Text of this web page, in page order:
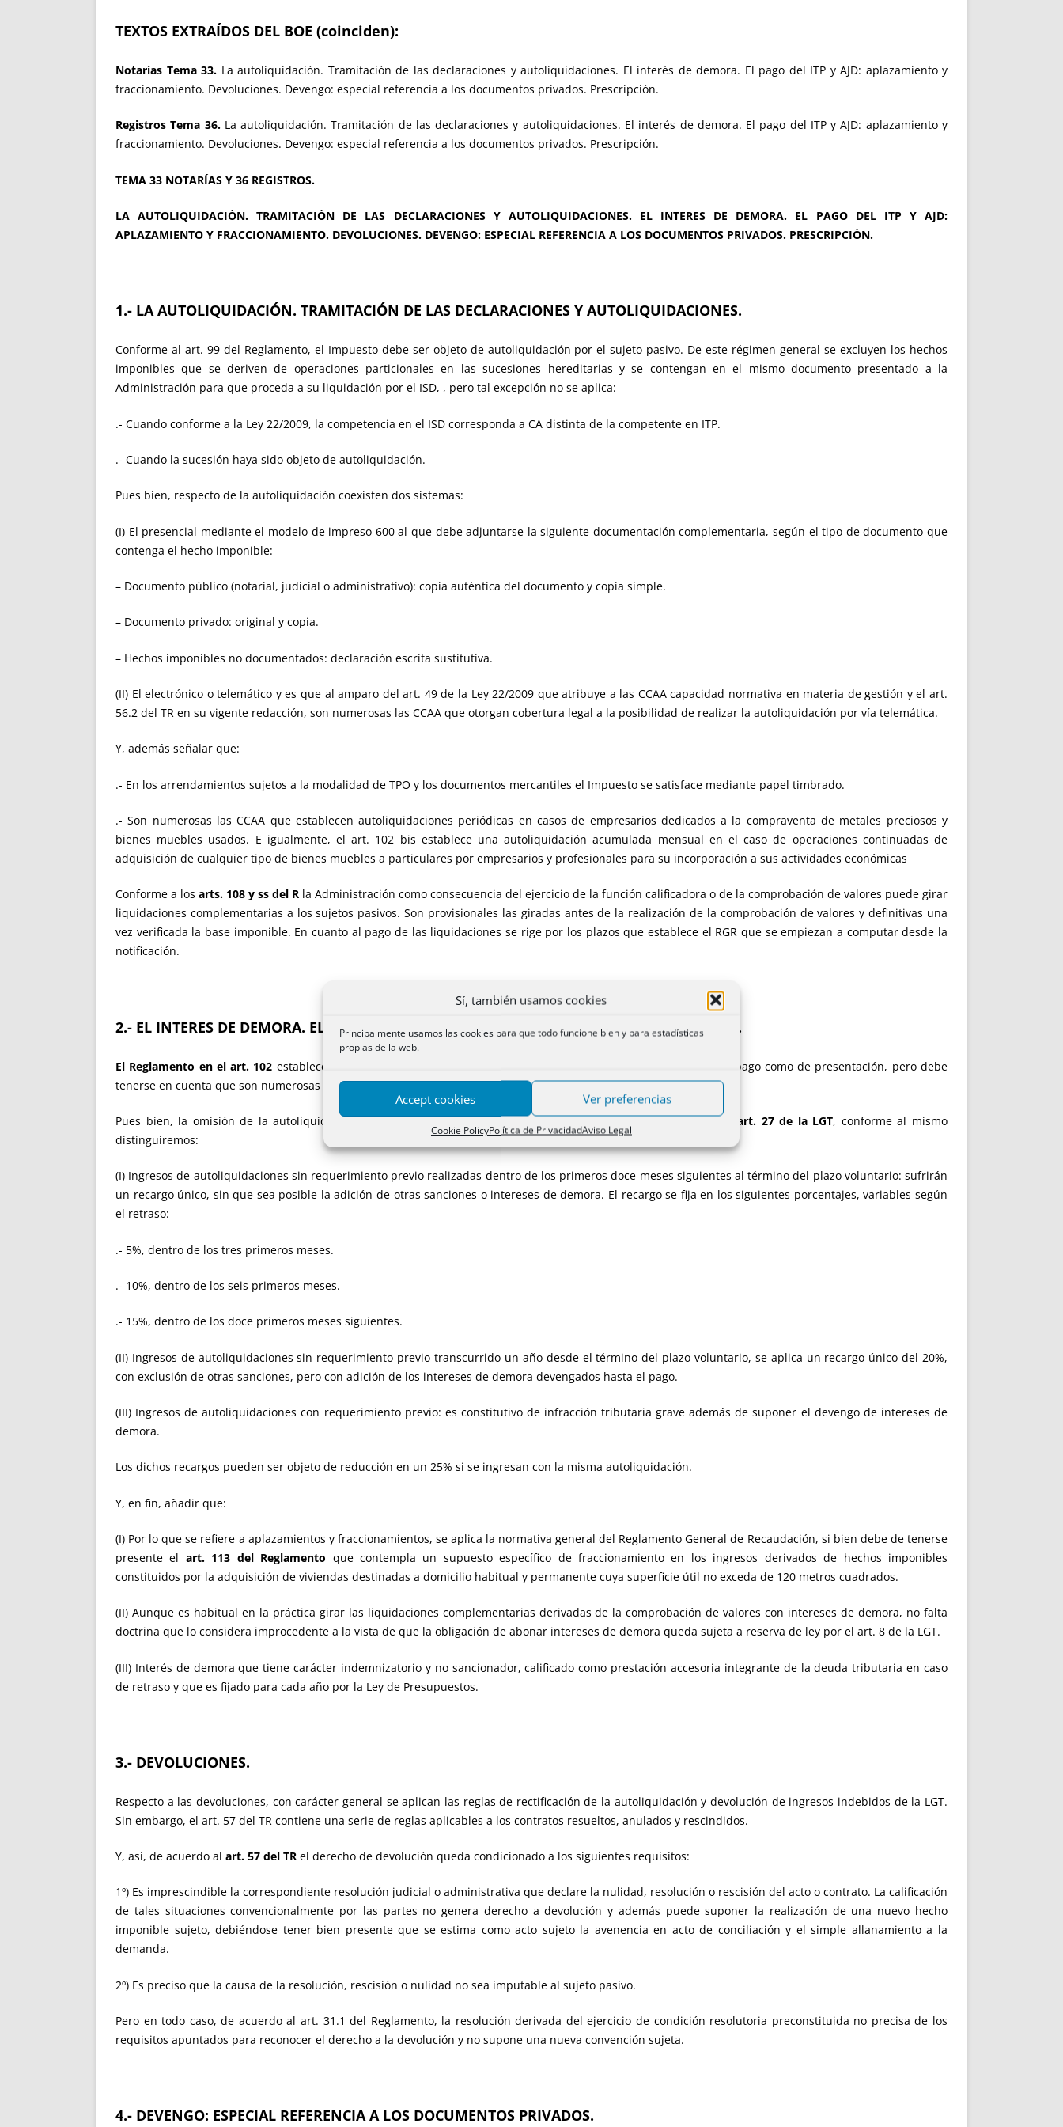
Sí, también usamos cookies
Principalmente usamos las cookies para que todo funcione bien y para estadísticas
propias de la web.
Accept cookies Ver preferencias
Cookie PolicyPolítica de PrivacidadAviso Legal
TEXTOS EXTRAÍDOS DEL BOE (coinciden):
Notarías Tema 33. La autoliquidación. Tramitación de las declaraciones y autoliquidaciones. El interés de demora. El pago del ITP y AJD: aplazamiento y
fraccionamiento. Devoluciones. Devengo: especial referencia a los documentos privados. Prescripción.
Registros Tema 36. La autoliquidación. Tramitación de las declaraciones y autoliquidaciones. El interés de demora. El pago del ITP y AJD: aplazamiento y
fraccionamiento. Devoluciones. Devengo: especial referencia a los documentos privados. Prescripción.
TEMA 33 NOTARÍAS Y 36 REGISTROS.
LA AUTOLIQUIDACIÓN. TRAMITACIÓN DE LAS DECLARACIONES Y AUTOLIQUIDACIONES. EL INTERES DE DEMORA. EL PAGO DEL ITP Y AJD:
APLAZAMIENTO Y FRACCIONAMIENTO. DEVOLUCIONES. DEVENGO: ESPECIAL REFERENCIA A LOS DOCUMENTOS PRIVADOS. PRESCRIPCIÓN.
1.- LA AUTOLIQUIDACIÓN. TRAMITACIÓN DE LAS DECLARACIONES Y AUTOLIQUIDACIONES.
Conforme al art. 99 del Reglamento, el Impuesto debe ser objeto de autoliquidación por el sujeto pasivo. De este régimen general se excluyen los hechos
imponibles que se deriven de operaciones particionales en las sucesiones hereditarias y se contengan en el mismo documento presentado a la
Administración para que proceda a su liquidación por el ISD, , pero tal excepción no se aplica:
.- Cuando conforme a la Ley 22/2009, la competencia en el ISD corresponda a CA distinta de la competente en ITP.
.- Cuando la sucesión haya sido objeto de autoliquidación.
Pues bien, respecto de la autoliquidación coexisten dos sistemas:
(I) El presencial mediante el modelo de impreso 600 al que debe adjuntarse la siguiente documentación complementaria, según el tipo de documento que
contenga el hecho imponible:
– Documento público (notarial, judicial o administrativo): copia auténtica del documento y copia simple.
– Documento privado: original y copia.
– Hechos imponibles no documentados: declaración escrita sustitutiva.
(II) El electrónico o telemático y es que al amparo del art. 49 de la Ley 22/2009 que atribuye a las CCAA capacidad normativa en materia de gestión y el art.
56.2 del TR en su vigente redacción, son numerosas las CCAA que otorgan cobertura legal a la posibilidad de realizar la autoliquidación por vía telemática.
Y, además señalar que:
.- En los arrendamientos sujetos a la modalidad de TPO y los documentos mercantiles el Impuesto se satisface mediante papel timbrado.
.- Son numerosas las CCAA que establecen autoliquidaciones periódicas en casos de empresarios dedicados a la compraventa de metales preciosos y
bienes muebles usados. E igualmente, el art. 102 bis establece una autoliquidación acumulada mensual en el caso de operaciones continuadas de
adquisición de cualquier tipo de bienes muebles a particulares por empresarios y profesionales para su incorporación a sus actividades económicas
Conforme a los arts. 108 y ss del R la Administración como consecuencia del ejercicio de la función calificadora o de la comprobación de valores puede girar
liquidaciones complementarias a los sujetos pasivos. Son provisionales las giradas antes de la realización de la comprobación de valores y definitivas una
vez verificada la base imponible. En cuanto al pago de las liquidaciones se rige por los plazos que establece el RGR que se empiezan a computar desde la
notificación.
2.- EL INTERES DE DEMORA. EL PAGO DEL ITP Y AJD: APLAZAMIENTO Y FRACCIONAMIENTO.
El Reglamento en el art. 102 establece un plazo de treinta días hábiles desde el devengo, plazo que es tanto de pago como de presentación, pero debe
tenerse en cuenta que son numerosas las CCAA que han establecido el plazo en un mes.
Pues bien, la omisión de la autoliquidación en plazo supone incurrir en el régimen de recargos previsto en el art. 27 de la LGT, conforme al mismo
distinguiremos:
(I) Ingresos de autoliquidaciones sin requerimiento previo realizadas dentro de los primeros doce meses siguientes al término del plazo voluntario: sufrirán
un recargo único, sin que sea posible la adición de otras sanciones o intereses de demora. El recargo se fija en los siguientes porcentajes, variables según
el retraso:
.- 5%, dentro de los tres primeros meses.
.- 10%, dentro de los seis primeros meses.
.- 15%, dentro de los doce primeros meses siguientes.
(II) Ingresos de autoliquidaciones sin requerimiento previo transcurrido un año desde el término del plazo voluntario, se aplica un recargo único del 20%,
con exclusión de otras sanciones, pero con adición de los intereses de demora devengados hasta el pago.
(III) Ingresos de autoliquidaciones con requerimiento previo: es constitutivo de infracción tributaria grave además de suponer el devengo de intereses de
demora.
Los dichos recargos pueden ser objeto de reducción en un 25% si se ingresan con la misma autoliquidación.
Y, en fin, añadir que:
(I) Por lo que se refiere a aplazamientos y fraccionamientos, se aplica la normativa general del Reglamento General de Recaudación, si bien debe de tenerse
presente el art. 113 del Reglamento que contempla un supuesto específico de fraccionamiento en los ingresos derivados de hechos imponibles
constituidos por la adquisición de viviendas destinadas a domicilio habitual y permanente cuya superficie útil no exceda de 120 metros cuadrados.
(II) Aunque es habitual en la práctica girar las liquidaciones complementarias derivadas de la comprobación de valores con intereses de demora, no falta
doctrina que lo considera improcedente a la vista de que la obligación de abonar intereses de demora queda sujeta a reserva de ley por el art. 8 de la LGT.
(III) Interés de demora que tiene carácter indemnizatorio y no sancionador, calificado como prestación accesoria integrante de la deuda tributaria en caso
de retraso y que es fijado para cada año por la Ley de Presupuestos.
3.- DEVOLUCIONES.
Respecto a las devoluciones, con carácter general se aplican las reglas de rectificación de la autoliquidación y devolución de ingresos indebidos de la LGT.
Sin embargo, el art. 57 del TR contiene una serie de reglas aplicables a los contratos resueltos, anulados y rescindidos.
Y, así, de acuerdo al art. 57 del TR el derecho de devolución queda condicionado a los siguientes requisitos:
1º) Es imprescindible la correspondiente resolución judicial o administrativa que declare la nulidad, resolución o rescisión del acto o contrato. La calificación
de tales situaciones convencionalmente por las partes no genera derecho a devolución y además puede suponer la realización de una nuevo hecho
imponible sujeto, debiéndose tener bien presente que se estima como acto sujeto la avenencia en acto de conciliación y el simple allanamiento a la
demanda.
2º) Es preciso que la causa de la resolución, rescisión o nulidad no sea imputable al sujeto pasivo.
Pero en todo caso, de acuerdo al art. 31.1 del Reglamento, la resolución derivada del ejercicio de condición resolutoria preconstituida no precisa de los
requisitos apuntados para reconocer el derecho a la devolución y no supone una nueva convención sujeta.
4.- DEVENGO: ESPECIAL REFERENCIA A LOS DOCUMENTOS PRIVADOS.